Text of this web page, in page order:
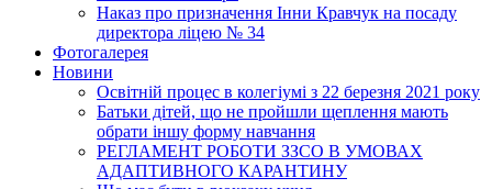
Наказ про призначення Інни Кравчук на посаду
директора ліцею № 34
Фотогалерея
Новини
Освітній процес в колегіумі з 22 березня 2021 року
Батьки дітей, що не пройшли щеплення мають
обрати іншу форму навчання
РЕГЛАМЕНТ РОБОТИ ЗЗСО В УМОВАХ
АДАПТИВНОГО КАРАНТИНУ